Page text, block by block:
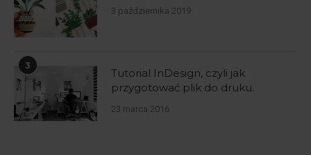
3 października 2019
3
Tutorial InDesign, czyli jak
przygotować plik do druku.
23 marca 2016